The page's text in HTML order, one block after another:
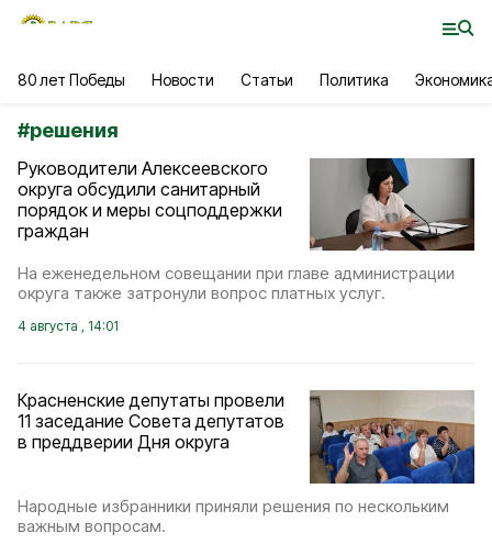
80 лет Победы Новости Статьи Политика
#решения
Руководители Алексеевского
округа обсудили санитарный
порядок и меры соцподдержки
граждан
На еженедельном совещании при главе администрации
округа также затронули вопрос платных услуг.
4 августа , 14:01
Красненские депутаты провели
11 заседание Совета депутатов
в преддверии Дня округа
Народные избранники приняли решения по нескольким
важным вопросам.